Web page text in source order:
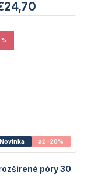
Novinka až -20%
póry 30